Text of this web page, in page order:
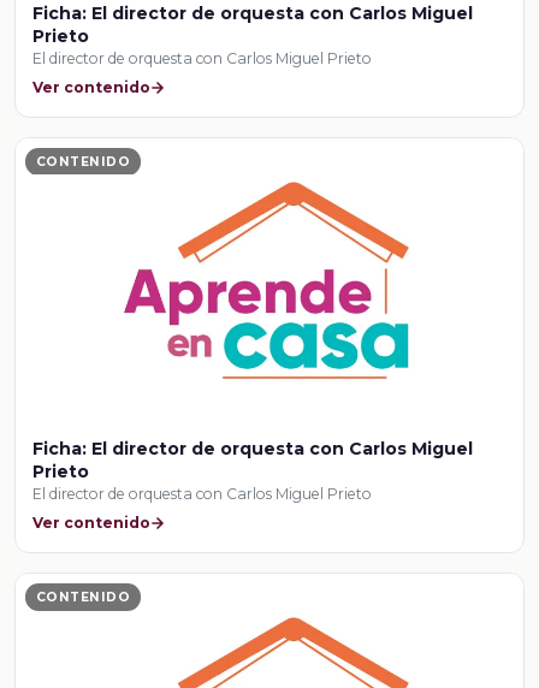
Ficha: El director de orquesta con Carlos Miguel
Prieto
El director de orquesta con Carlos Miguel Prieto
Ver contenido
CONTENIDO
Ficha: El director de orquesta con Carlos Miguel
Prieto
El director de orquesta con Carlos Miguel Prieto
Ver contenido
CONTENIDO